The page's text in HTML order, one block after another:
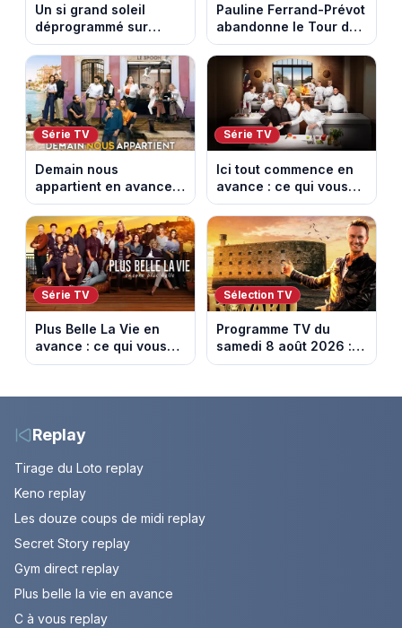
Un si grand soleil
déprogrammé sur
France 3 : cinq
épisodes inédits
diffusés le 13 août
Pauline Ferrand-Prévot
abandonne le Tour de
France Femmes avant
la 8e étape
Série TV
Demain nous
appartient en avance :
ce qui vous attend la
semaine du 10 au 14
août 2026 (spoiler)
Série TV
Ici tout commence en
avance : ce qui vous
attend la semaine du
10 au 14 août 2026
(spoiler)
Série TV
Plus Belle La Vie en
avance : ce qui vous
attend la semaine du
(spoiler)
Sélection TV
Programme TV du
samedi 8 août 2026 :
notre sélection pour
Replay
Tirage du Loto replay
Keno replay
Les douze coups de midi replay
Secret Story replay
Gym direct replay
Plus belle la vie en avance
C à vous replay